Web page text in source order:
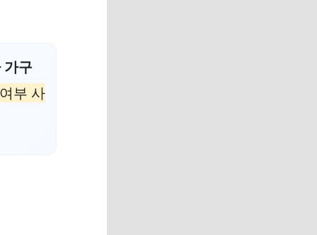
가구
부 사